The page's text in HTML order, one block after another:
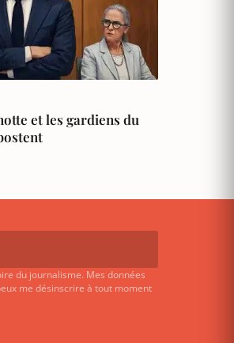
et les gardiens du
du journalisme. Mes données
me désinscrire à tout moment